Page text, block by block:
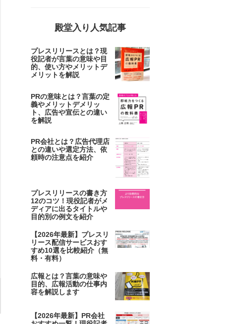
殿堂入り人気記事
プレスリリースとは？現
役記者が言葉の意味や目
的、使い方やメリットデ
メリットを解説
PRの意味とは？言葉の定
義やメリットデメリッ
ト、広告や宣伝との違い
を解説
PR会社とは？広告代理店
との違いや選定方法、依
頼時の注意点を紹介
プレスリリースの書き方
12のコツ！現役記者がメ
ディアに出るタイトルや
目的別の例文を紹介
【2026年最新】プレスリ
リース配信サービスおす
すめ10選を比較紹介（無
料・有料）
広報とは？言葉の意味や
目的、広報活動の仕事内
容を解説します
【2026年最新】PR会社